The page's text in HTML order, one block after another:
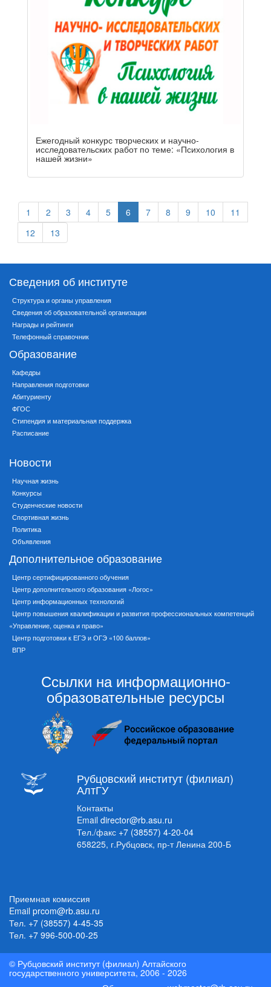
Ежегодный конкурс творческих и научно-
исследовательских работ по теме: «Психология в
нашей жизни»
1 2 3 4 5 6 7 8 9 10
11
12
13
Сведения об институте
Структура и органы управления
Сведения об образовательной организации
Награды и рейтинги
Телефонный справочник
Образование
Кафедры
Направления подготовки
Абитуриенту
ФГОС
Стипендия и материальная поддержка
Расписание
Новости
Научная жизнь
Конкурсы
Студенческие новости
Спортивная жизнь
Политика
Объявления
Дополнительное образование
Центр сертифицированного обучения
Центр дополнительного образования «Логос»
Центр информационных технологий
Центр повышения квалификации и развития профессиональных компетенций
«Управление, оценка и право»
Центр подготовки к ЕГЭ и ОГЭ «100 баллов»
ВПР
Ссылки на информационно-
образовательные ресурсы
Рубцовский институт (филиал)
АлтГУ
Контакты
Email director@rb.asu.ru
Тел./факс +7 (38557) 4-20-04
658225, г.Рубцовск, пр-т Ленина 200-Б
Приемная комиссия
Email prcom@rb.asu.ru
Тел. +7 (38557) 4-45-35
Тел. +7 996-500-00-25
© Рубцовский институт (филиал) Алтайского
государственного университета, 2006 - 2026